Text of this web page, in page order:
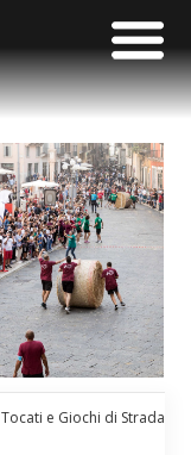
Tocati e Giochi di Strada